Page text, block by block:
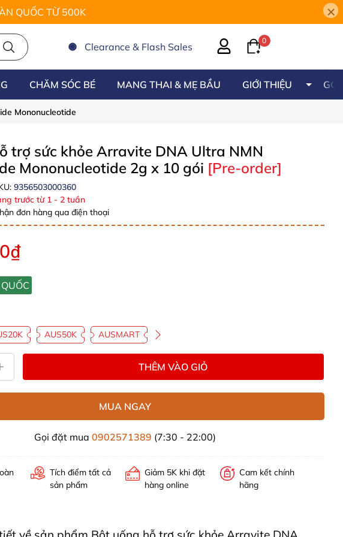
QUỐC TỪ 500K ×
Clearance & Flash Sales
0
CHĂM SÓC BÉ MANG THAI & MẸ BẦU GIỚI THIỆU
Mononucleotide
trợ sức khỏe Arravite DNA Ultra NMN
Mononucleotide 2g x 10 gói [Pre-order]
9356503000360
trước từ 1 - 2 tuần
đơn hàng qua điện thoại
AUS50K AUSMART
THÊM VÀO GIỎ
MUA NGAY
Gọi đặt mua0902571389 (7:30 - 22:00)
Tích điểm tất cả
sản phẩm
Giảm 5K khi đặt
hàng online
Cam kết chính
hãng